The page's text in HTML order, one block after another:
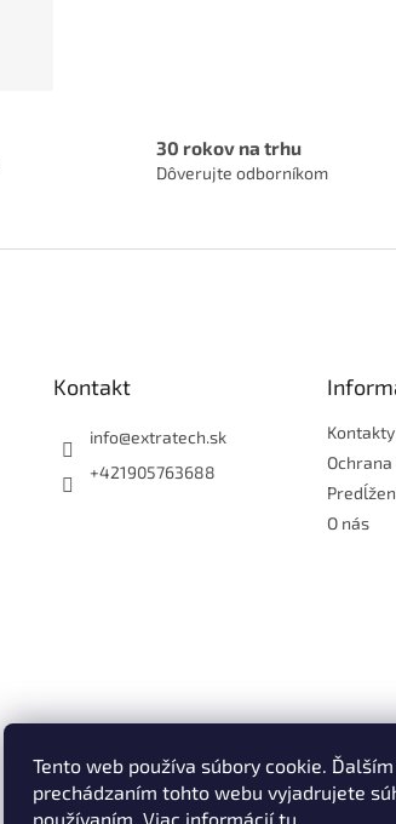
Tento web používa súbory cookie. Ďalším
prechádzaním tohto webu vyjadrujete
používaním. Viac informáciítu
30 rokov na trhu
Dôverujte odborníkom
Kontakt
info@extratech.sk
+421905763688
Kontakty
O nás